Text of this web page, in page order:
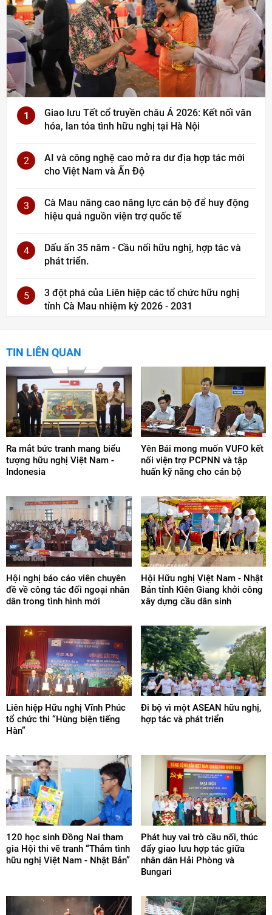
1
Giao lưu Tết cổ truyền châu Á 2026: Kết nối văn
hóa, lan tỏa tình hữu nghị tại Hà Nội
2
AI và công nghệ cao mở ra dư địa hợp tác mới
cho Việt Nam và Ấn Độ
3
Cà Mau nâng cao năng lực cán bộ để huy động
hiệu quả nguồn viện trợ quốc tế
4
Dấu ấn 35 năm - Cầu nối hữu nghị, hợp tác và
phát triển.
5
3 đột phá của Liên hiệp các tổ chức hữu nghị
tỉnh Cà Mau nhiệm kỳ 2026 - 2031
TIN LIÊN QUAN
Ra mắt bức tranh mang biểu
tượng hữu nghị Việt Nam -
Indonesia
Yên Bái mong muốn VUFO kết
nối viện trợ PCPNN và tập
huấn kỹ năng cho cán bộ
Hội nghị báo cáo viên chuyên
đề về công tác đối ngoại nhân
dân trong tình hình mới
Hội Hữu nghị Việt Nam - Nhật
Bản tỉnh Kiên Giang khởi công
xây dựng cầu dân sinh
Liên hiệp Hữu nghị Vĩnh Phúc
tổ chức thi “Hùng biện tiếng
Hàn”
Đi bộ vì một ASEAN hữu nghị,
hợp tác và phát triển
120 học sinh Đồng Nai tham
gia Hội thi vẽ tranh “Thắm tình
hữu nghị Việt Nam - Nhật Bản”
Phát huy vai trò cầu nối, thúc
đẩy giao lưu hợp tác giữa
nhân dân Hải Phòng và
Bungari